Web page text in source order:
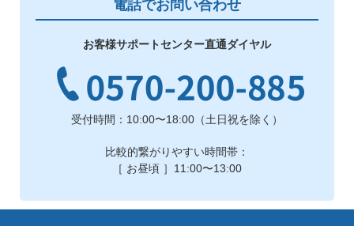
電話でお問い合わせ
お客様サポートセンター直通ダイヤル
受付時間：10:00〜18:00（土日祝を除く）
比較的繋がりやすい時間帯：
［ お昼頃 ］11:00〜13:00